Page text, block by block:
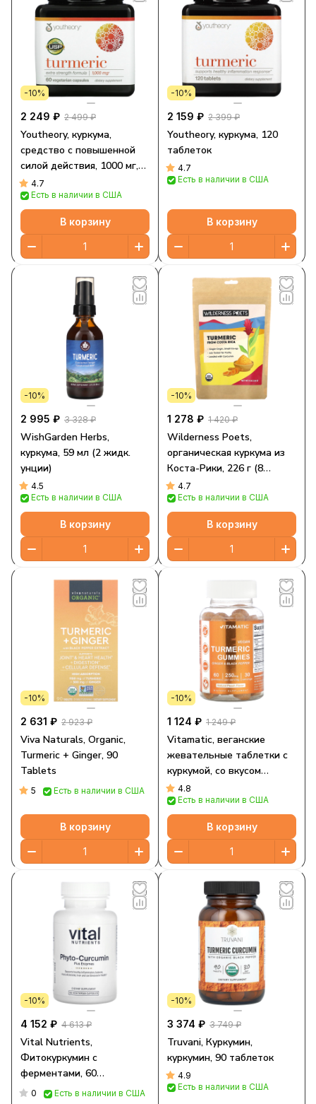
-10%
2 249 ₽ 2 499 ₽
Youtheory, куркума,
средство с повышенной
силой действия, 1000 мг,
60 вегетарианских капсул
(500 мг в 1 капсуле)
4.7
Есть в наличии в США
В корзину
-10%
2 159 ₽ 2 399 ₽
Youtheory, куркума, 120
таблеток
4.7
Есть в наличии в США
В корзину
-10%
2 995 ₽ 3 328 ₽
WishGarden Herbs,
куркума, 59 мл (2 жидк.
унции)
4.5
Есть в наличии в США
В корзину
-10%
1 278 ₽ 1 420 ₽
Wilderness Poets,
органическая куркума из
Коста-Рики, 226 г (8
унций)
4.7
Есть в наличии в США
В корзину
-10%
2 631 ₽ 2 923 ₽
Viva Naturals, Organic,
Turmeric + Ginger, 90
Tablets
5 Есть в наличии в США
В корзину
-10%
1 124 ₽ 1 249 ₽
Vitamatic, веганские
жевательные таблетки с
куркумой, со вкусом
натурального персика, 250
мг, 60 жевательных
таблеток (125 мг в 1
жевательной таблетке)
4.8
Есть в наличии в США
В корзину
-10%
4 152 ₽ 4 613 ₽
Vital Nutrients,
Фитокуркумин с
ферментами, 60
вегетарианских капсул
0 Есть в наличии в США
-10%
3 374 ₽ 3 749 ₽
Truvani, Куркумин,
куркумин, 90 таблеток
4.9
Есть в наличии в США